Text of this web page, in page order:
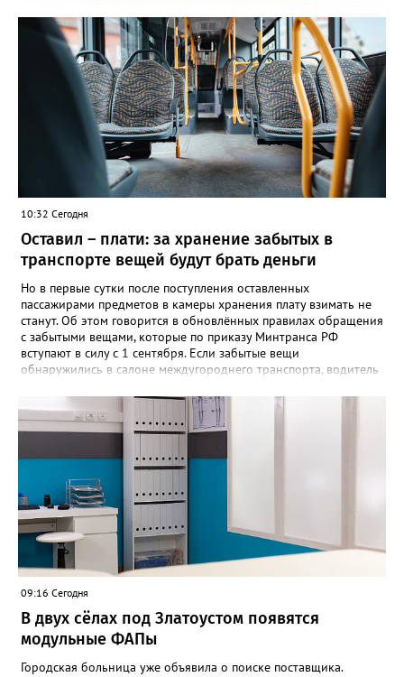
10:32 Сегодня
Оставил – плати: за хранение забытых в
транспорте вещей будут брать деньги
Но в первые сутки после поступления оставленных
пассажирами предметов в камеры хранения плату взимать не
станут. Об этом говорится в обновлённых правилах обращения
с забытыми вещами, которые по приказу Минтранса РФ
вступают в силу с 1 сентября. Если забытые вещи
обнаружились в салоне междугороднего транспорта, водитель
владельца автовокзала в конечном пункте маршрута либо
перевозчику. После чего вещи направляют в бюро находок.
Чтобы вернуть забытое, пассажиру придётся подтвердить
приметы. Златоустовцам, оставившим вещи в городском
транспорте, советуют обращаться по телефонам +7 (3513) 666-
462 – если пропажа произошла в автобусе, +7 (3513) 673-292 –
если в трамвае. «Также уточнить информацию о забытых
вещах можно по адресу: Златоуст, улица Карла Маркса, 2, -
напоминают в муниципальном «Автохозяйстве». - Не
откладывайте звонок — возможно, ваши вещи уже найдены!»
09:16 Сегодня
В двух сёлах под Златоустом появятся
модульные ФАПы
Городская больница уже объявила о поиске поставщика.